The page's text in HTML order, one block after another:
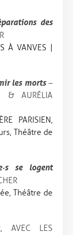
des
À VANVES |
les morts–
& AURÉLIA
PARISIEN,
Théâtre de
se logent
Théâtre de
AVEC LES